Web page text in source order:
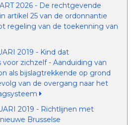
2026 - De rechtgevende
artikel 25 van de ordonnantie
regeling van de toekenning van
2019 - Kind dat
zichzelf - Aanduiding van
als bijslagtrekkende op grond
van de overgang naar het
2019 - Richtlijnen met
Brusselse